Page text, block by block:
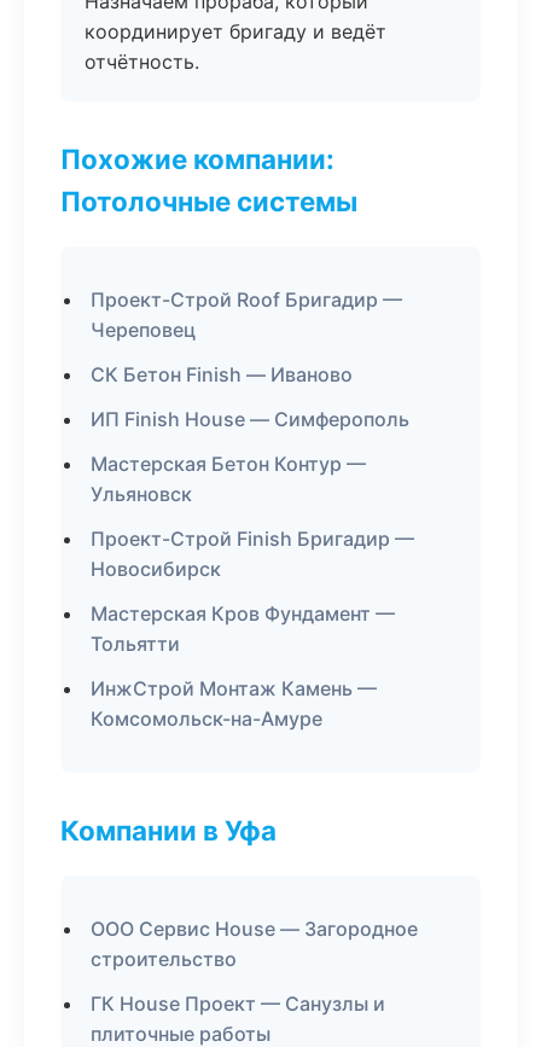
координирует бригаду и ведёт
отчётность.
Похожие компании:
Потолочные системы
Проект-Строй Roof Бригадир —
Череповец
СК Бетон Finish — Иваново
ИП Finish House — Симферополь
Мастерская Бетон Контур —
Ульяновск
Проект-Строй Finish Бригадир —
Новосибирск
Мастерская Кров Фундамент —
Тольятти
ИнжСтрой Монтаж Камень —
Комсомольск-на-Амуре
Компании в Уфа
ООО Сервис House — Загородное
строительство
ГК House Проект — Санузлы и
плиточные работы